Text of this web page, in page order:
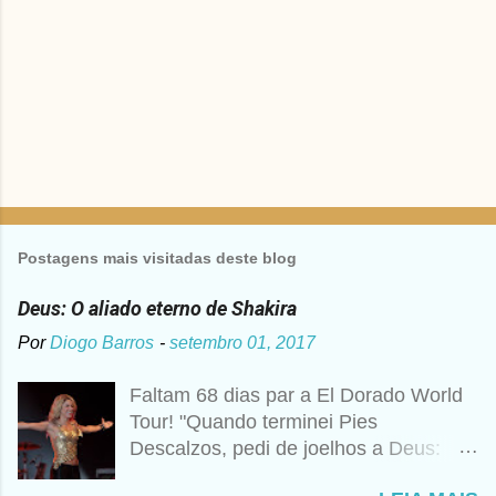
Postagens mais visitadas deste blog
Deus: O aliado eterno de Shakira
PorDiogo Barros - setembro 01, 2017
Faltam 68 dias par a El Dorado World
Tour! "Quando terminei Pies
Descalzos, pedi de joelhos a Deus: